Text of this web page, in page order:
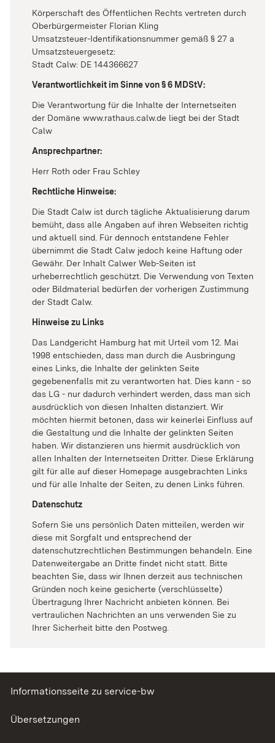
Körperschaft des Öffentlichen Rechts vertreten durch
Oberbürgermeister Florian Kling
Umsatzsteuer-Identifikationsnummer gemäß § 27 a
Umsatzsteuergesetz:
Stadt Calw: DE 144366627
Verantwortlichkeit im Sinne von § 6 MDStV:
Die Verantwortung für die Inhalte der Internetseiten
der Domäne www.rathaus.calw.de liegt bei der Stadt
Calw
Ansprechpartner:
Herr Roth oder Frau Schley
Rechtliche Hinweise:
Die Stadt Calw ist durch tägliche Aktualisierung darum
bemüht, dass alle Angaben auf ihren Webseiten richtig
und aktuell sind. Für dennoch entstandene Fehler
übernimmt die Stadt Calw jedoch keine Haftung oder
Gewähr. Der Inhalt Calwer Web-Seiten ist
urheberrechtlich geschützt. Die Verwendung von Texten
oder Bildmaterial bedürfen der vorherigen Zustimmung
der Stadt Calw.
Hinweise zu Links
Das Landgericht Hamburg hat mit Urteil vom 12. Mai
1998 entschieden, dass man durch die Ausbringung
eines Links, die Inhalte der gelinkten Seite
gegebenenfalls mit zu verantworten hat. Dies kann - so
das LG - nur dadurch verhindert werden, dass man sich
ausdrücklich von diesen Inhalten distanziert. Wir
möchten hiermit betonen, dass wir keinerlei Einfluss auf
die Gestaltung und die Inhalte der gelinkten Seiten
haben. Wir distanzieren uns hiermit ausdrücklich von
allen Inhalten der Internetseiten Dritter. Diese Erklärung
gilt für alle auf dieser Homepage ausgebrachten Links
und für alle Inhalte der Seiten, zu denen Links führen.
Datenschutz
Sofern Sie uns persönlich Daten mitteilen, werden wir
diese mit Sorgfalt und entsprechend der
datenschutzrechtlichen Bestimmungen behandeln. Eine
Datenweitergabe an Dritte findet nicht statt. Bitte
beachten Sie, dass wir Ihnen derzeit aus technischen
Gründen noch keine gesicherte (verschlüsselte)
Übertragung Ihrer Nachricht anbieten können. Bei
vertraulichen Nachrichten an uns verwenden Sie zu
Ihrer Sicherheit bitte den Postweg.
Informationsseite zu service-bw
Übersetzungen